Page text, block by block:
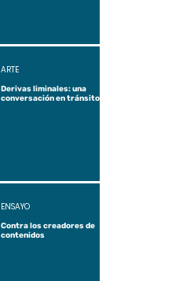
Derivas liminales: una
conversación en tránsito
ARTE
Contra los creadores de
contenidos
ENSAYO